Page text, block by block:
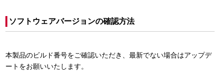
ソフトウェアバージョンの確認方法
本製品のビルド番号をご確認いただき、最新でない場合はアップデ
ートをお願いいたします。